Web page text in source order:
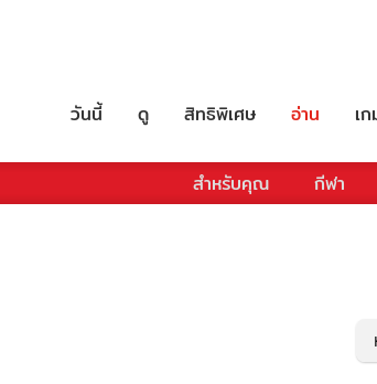
วันนี้ ดู สิทธิพิเศษ อ่าน เ
สำหรับคุณ กีฬา